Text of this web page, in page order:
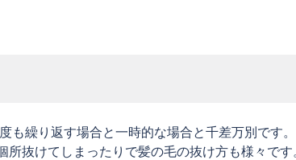
も繰り返す場合と一時的な場合と千差万別です。
抜けてしまったりで髪の毛の抜け方も様々です。